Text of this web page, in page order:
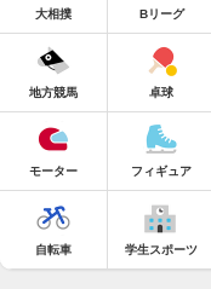
大相撲 Bリーグ
地方競馬 卓球
モーター フィギュア
自転車 学生スポーツ